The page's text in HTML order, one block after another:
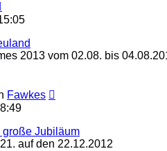
Beitrag
2013 vom 02.08. bis
Fawkes
große Jubiläum
auf den 22.12.2012